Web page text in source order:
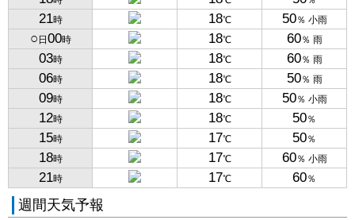
21時 18℃ 50％ 小雨
○ 日 00時 18℃ 60％ 雨
03時 18℃ 60％ 雨
06時 18℃ 50％ 雨
09時 18℃ 50％ 小雨
12時 18℃ 50％
15時 17℃ 50％
18時 17℃ 60％ 小雨
21時 17℃ 60％
週間天気予報